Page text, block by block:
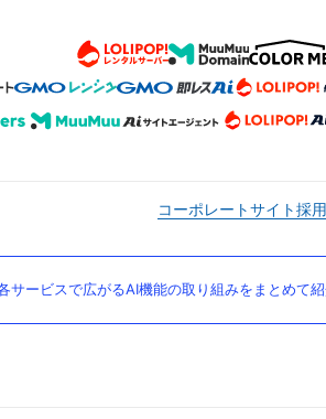
コーポレートサイト採
ービスで広がるAI機能の取り組みをまとめて紹